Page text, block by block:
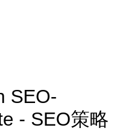
SEO-
- SEO策略